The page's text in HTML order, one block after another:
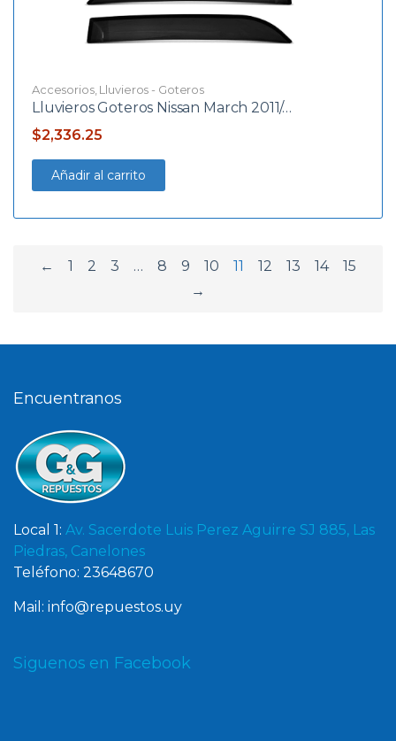
Accesorios, Lluvieros - Goteros
Lluvieros Goteros Nissan March 2011/…
$2,336.25
Añadir al carrito
← 1 2 3 … 8 9 10 11 12 13 14
15
→
Encuentranos
Local 1: Av. Sacerdote Luis Perez Aguirre SJ 885, Las
Piedras, Canelones
Teléfono: 23648670
Mail: info@repuestos.uy
Siguenos en Facebook